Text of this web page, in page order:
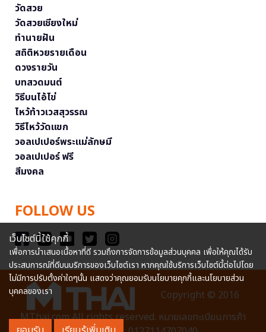
วัดสวย
วัดสวยเชียงใหม่
ทำนายฝัน
สถิติหวยรายเดือน
ดวงรายวัน
บทสวดมนต์
วิธีบนไอ้ไข่
ไหว้ท้าวเวสสุวรรณ
วิธีไหว้วัดแขก
วอลเปเปอร์พระแม่ลักษมี
วอลเปเปอร์ ฟรี
สีมงคล
FOLLOW US
Copyright © 2016
MThai.com All rights reserved. หมายเลขทะเบียนการค้า
เว็บไซต์นี้ใช้คุกกี้
เพื่อการนำเสนอเนื้อหาที่ดี รวมถึงการจัดการข้อมูลส่วนบุคคล เพื่อให้คุณได้รับ
ประสบการณ์ที่ดีบนบริการของเว็บไซต์เรา หากคุณใช้บริการเว็บไซต์นี้ต่อไปโดย
ไม่มีการปรับตั้งค่าใดๆนั้น แสดงว่าคุณยอมรับนโยบายคุกกี้และนโยบายส่วน
บุคคลของเรา